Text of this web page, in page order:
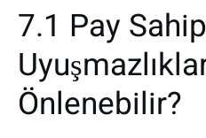
7.1 Pay
Önlenebilir?